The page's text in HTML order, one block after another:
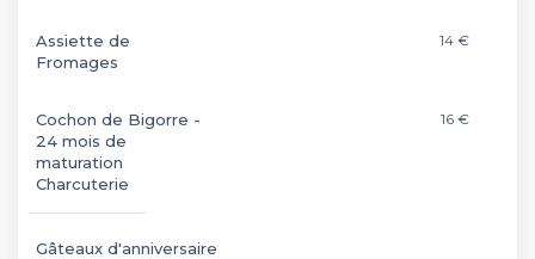
Assiette de
Fromages
14 €
Cochon de Bigorre -
24 mois de
maturation
Charcuterie
16 €
Gâteaux d'anniversaire